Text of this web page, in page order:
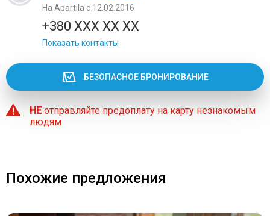
На Apartila с 12.02.2016
+380 XXX XX XX
Показать контакты
БЕЗОПАСНОЕ БРОНИРОВАНИЕ
НЕотправляйте предоплату на карту незнакомым
людям
Похожие предложения